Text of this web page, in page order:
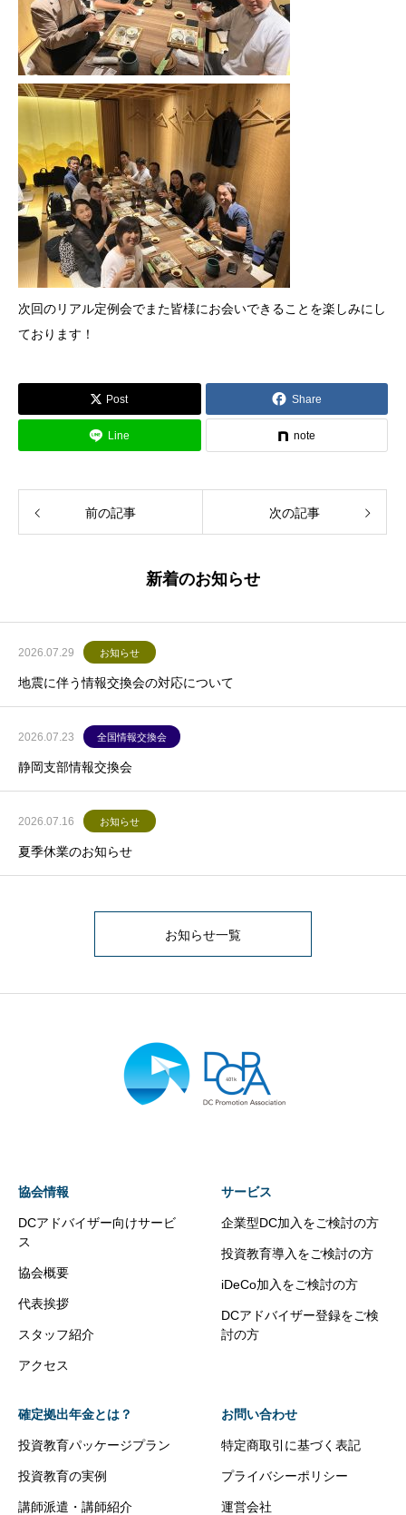
次回のリアル定例会でまた皆様にお会いできることを楽しみにし
ております！
Post Share
Line note
前の記事 次の記事
新着のお知らせ
2026.07.29 お知らせ
地震に伴う情報交換会の対応について
2026.07.23 全国情報交換会
静岡支部情報交換会
2026.07.16 お知らせ
夏季休業のお知らせ
お知らせ一覧
協会情報
DCアドバイザー向けサービ
ス
協会概要
代表挨拶
スタッフ紹介
アクセス
サービス
企業型DC加入をご検討の方
投資教育導入をご検討の方
iDeCo加入をご検討の方
DCアドバイザー登録をご検
討の方
確定拠出年金とは？
投資教育パッケージプラン
投資教育の実例
講師派遣・講師紹介
お問い合わせ
特定商取引に基づく表記
プライバシーポリシー
運営会社